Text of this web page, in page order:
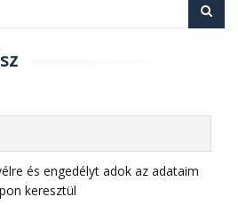
és engedélyt adok az adataim
keresztül